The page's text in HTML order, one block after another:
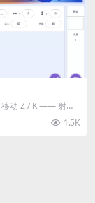
动 Z / K —— 射击 /
1.5K